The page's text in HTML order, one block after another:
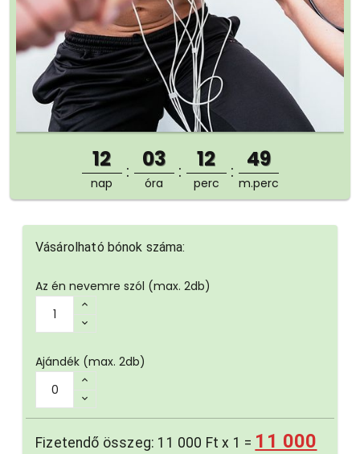
12
nap
03
óra
12
perc
47
m.perc
Vásárolható bónok száma:
Az én nevemre szól (max. 2db)
Ajándék (max. 2db)
Fizetendő összeg: 11 000 Ft x 1 = 11 000